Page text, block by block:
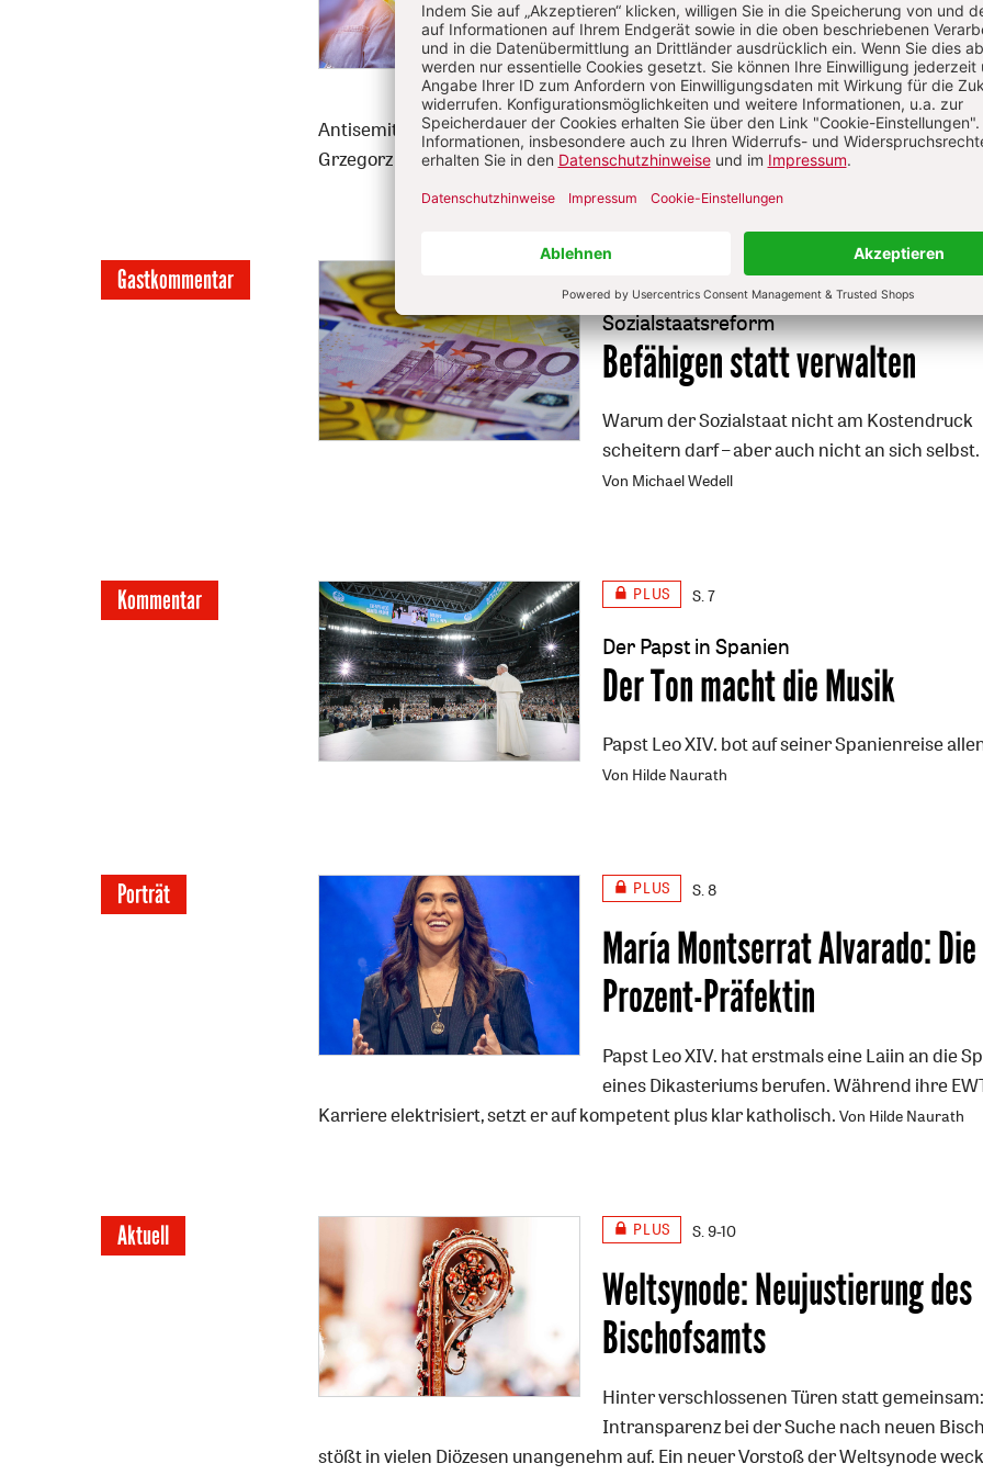
Liebe“
Ein Hirtenbrief der polnischen Bischöfe gegen
Antisemitismus führte zu einem Aufschrei, besonders gegen Hauptinitiator
Grzegorz Ryś.Von Grzegorz Wojciech Ryś, Hilde Naurath
Gastkommentar
Sozialstaatsreform
:
Befähigen statt verwalten
Warum der Sozialstaat nicht am Kostendruck
scheitern darf – aber auch nicht an sich selbst.
Von Michael Wedell
Kommentar PLUS S. 7
Der Papst in Spanien
:
Der Ton macht die Musik
Papst Leo XIV. bot auf seiner Spanienreise
Von Hilde Naurath
Porträt PLUS S. 8
María Montserrat Alvarado:
Prozent-Präfektin
Papst Leo XIV. hat erstmals eine Laiin an die
eines Dikasteriums berufen. Während ihre
Karriere elektrisiert, setzt er auf kompetent plus klar katholisch. Von Hilde Naurath
Aktuell PLUS S. 9-10
Weltsynode: Neujustierung des
Bischofsamts
Hinter verschlossenen Türen statt
Intransparenz bei der Suche nach neuen
stößt in vielen Diözesen unangenehm auf. Ein neuer Vorstoß der Weltsynode